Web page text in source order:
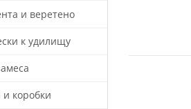
и веретено
к удилищу
коробки